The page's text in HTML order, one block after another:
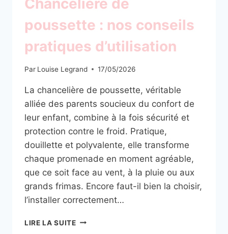
Chancelière de
poussette : nos conseils
pratiques d’utilisation
Par Louise Legrand 17/05/2026
La chancelière de poussette, véritable
alliée des parents soucieux du confort de
leur enfant, combine à la fois sécurité et
protection contre le froid. Pratique,
douillette et polyvalente, elle transforme
chaque promenade en moment agréable,
que ce soit face au vent, à la pluie ou aux
grands frimas. Encore faut-il bien la choisir,
l’installer correctement…
LIRE LA SUITECHANCELIÈRE